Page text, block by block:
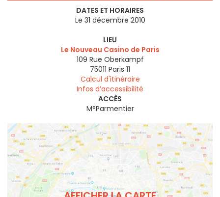
DATES ET HORAIRES
Le 31 décembre 2010
LIEU
Le Nouveau Casino de Paris
109 Rue Oberkampf
75011 Paris 11
Calcul d'itinéraire
Infos d’accessibilité
ACCÈS
M°Parmentier